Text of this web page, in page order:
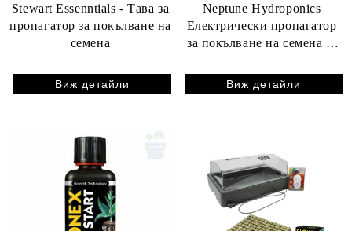
Stewart Essenntials - Тава за
пропагатор за покълване на
семена
Виж детайли
Neptune Hydroponics
Електрически пропагатор
за покълване на семена (с
Виж детайли